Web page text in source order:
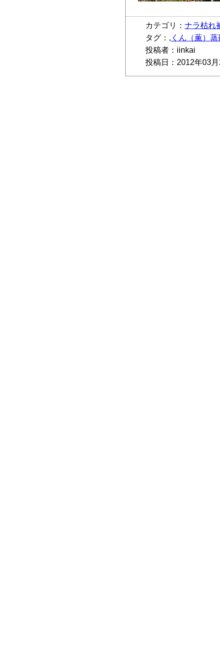
カテゴリ： ナラ枯れ
タグ：, くん（薫）蒸
投稿者：iinkai
投稿日：2012年03